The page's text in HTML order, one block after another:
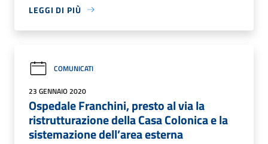
LEGGI DI PIÙ
COMUNICATI
23 GENNAIO 2020
Ospedale Franchini, presto al via la
ristrutturazione della Casa Colonica e la
sistemazione dell’area esterna